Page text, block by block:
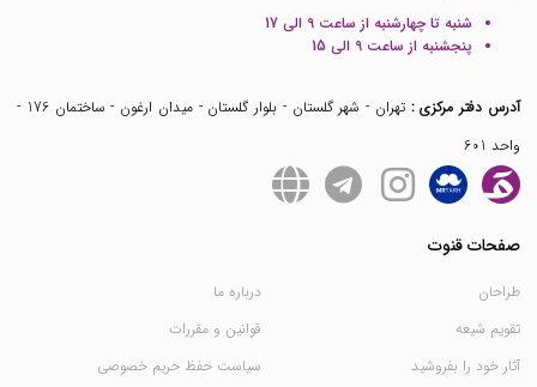
شنبه تا چهارشنبه از ساعت 9 الی 17
پنجشنبه از ساعت 9 الی 15
آدرس دفتر مرکزی :
تهران - شهر گلستان - بلوار گلستان - میدان ارغون - ساختمان 176 -
واحد 601
صفحات قنوت
طراحان
تقویم شیعه
آثار خود را بفروشید
درباره ما
قوانین و مقررات
سیاست حفظ حریم خصوصی